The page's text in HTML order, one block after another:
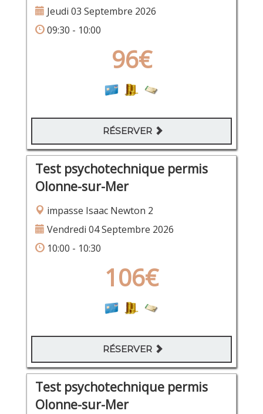
Jeudi 03 Septembre 2026
09:30 - 10:00
96€
RÉSERVER
Test psychotechnique permis
Olonne-sur-Mer
impasse Isaac Newton 2
Vendredi 04 Septembre 2026
10:00 - 10:30
106€
RÉSERVER
Test psychotechnique permis
Olonne-sur-Mer